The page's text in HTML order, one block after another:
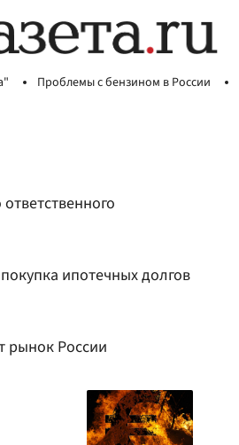
Проблемы с бензином в России
ипотечных долгов
рынок России